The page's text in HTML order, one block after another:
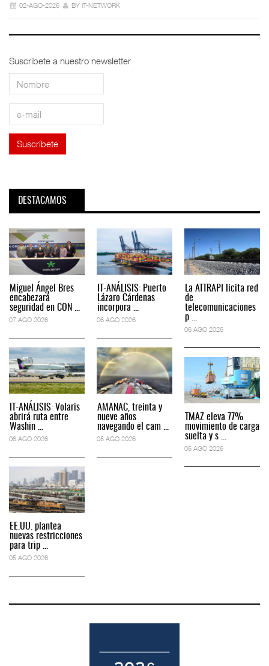
02-AGO-2026 BY IT-NETWORK
Suscríbete a nuestro newsletter
DESTACAMOS
Miguel Ángel Bres
encabezará
seguridad en CON ...
07 AGO 2026
IT-ANÁLISIS: Volaris
abrirá ruta entre
Washin ...
06 AGO 2026
EE.UU. plantea
nuevas restricciones
para trip ...
05 AGO 2026
IT-ANÁLISIS: Puerto
Lázaro Cárdenas
incorpora ...
06 AGO 2026
AMANAC, treinta y
nueve años
navegando el cam ...
05 AGO 2026
La ATTRAPI licita red
de
telecomunicaciones
p ...
06 AGO 2026
TMAZ eleva 77%
movimiento de carga
suelta y s ...
05 AGO 2026